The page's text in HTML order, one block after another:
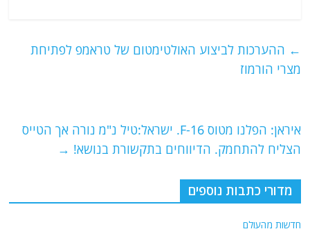
s
A
g
l
er
e
k
← ההערכות לביצוע האולטימטום של טראמפ לפתיחת
מצרי הורמוז
איראן: הפלנו מטוס F-16. ישראל:טיל נ"מ נורה אך הטייס
הצליח להתחמק. הדיווחים בתקשורת בנושא! →
מדורי כתבות נוספים
חדשות מהעולם